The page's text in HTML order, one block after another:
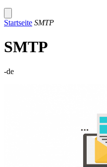
Startseite SMTP
SMTP
-de